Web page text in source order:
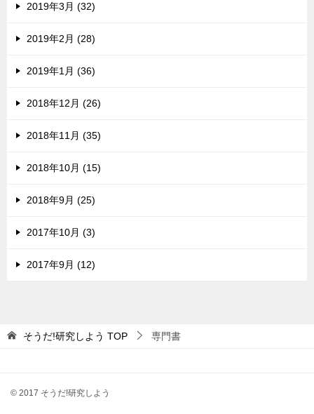
2019年3月 (32)
2019年2月 (28)
2019年1月 (36)
2018年12月 (26)
2018年11月 (35)
2018年10月 (15)
2018年9月 (25)
2017年10月 (3)
2017年9月 (12)
そうだ!研究しよう TOP 専門書
© 2017 そうだ!研究しよう